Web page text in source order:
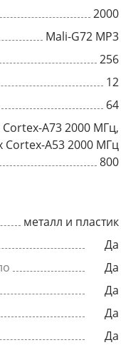
2000
Mali-G72 MP3
256
12
64
Cortex-A73 2000 МГц,
Cortex-A53 2000 МГц
800
металл и пластик
Да
Да
Да
Да
Да